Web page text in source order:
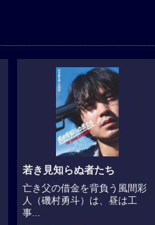
若き見知らぬ者たち
亡き父の借金を背負う風間彩
人（磯村勇斗）は、昼は工
事...